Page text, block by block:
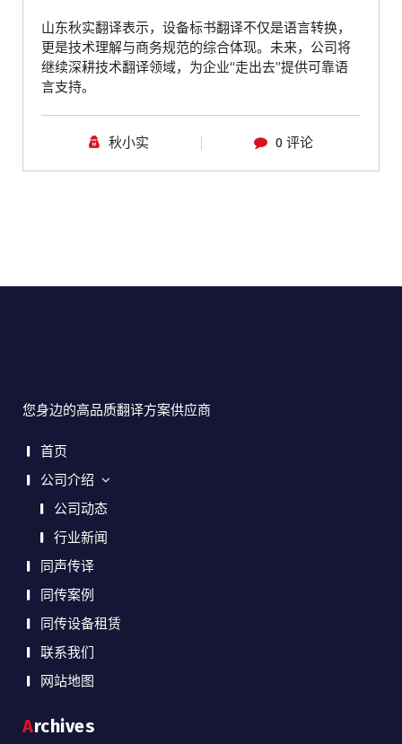
山东秋实翻译表示，设备标书翻译不仅是语言转换，
更是技术理解与商务规范的综合体现。未来，公司将
继续深耕技术翻译领域，为企业“走出去”提供可靠语
言支持。
秋小实 0 评论
您身边的高品质翻译方案供应商
首页
公司介绍
公司动态
行业新闻
同声传译
同传案例
同传设备租赁
联系我们
网站地图
Archives